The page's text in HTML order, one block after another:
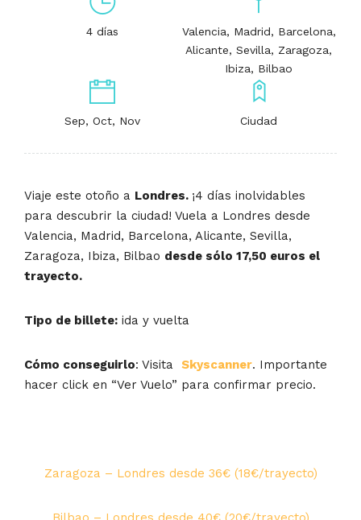
4 días
Valencia, Madrid, Barcelona,
Alicante, Sevilla, Zaragoza,
Ibiza, Bilbao
Sep, Oct, Nov Ciudad
Viaje este otoño a Londres. ¡4 días inolvidables
para descubrir la ciudad! Vuela a Londres desde
Valencia, Madrid, Barcelona, Alicante, Sevilla,
Zaragoza, Ibiza, Bilbao desde sólo 17,50 euros el
trayecto.
Tipo de billete: ida y vuelta
Cómo conseguirlo: Visita Skyscanner. Importante
hacer click en “Ver Vuelo” para confirmar precio.
Zaragoza – Londres desde 36€ (18€/trayecto)